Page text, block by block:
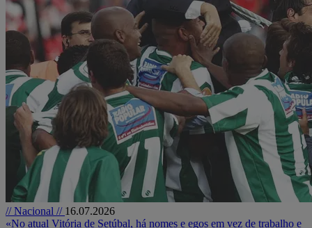
// Nacional // 16.07.2026
«No atual Vitória de Setúbal, há nomes e egos em vez de trabalho e